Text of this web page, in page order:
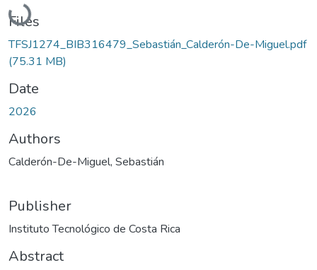
Loading...
Files
TFSJ1274_BIB316479_Sebastián_Calderón-De-Miguel.pdf
(75.31 MB)
Date
2026
Authors
Calderón-De-Miguel, Sebastián
Publisher
Instituto Tecnológico de Costa Rica
Abstract